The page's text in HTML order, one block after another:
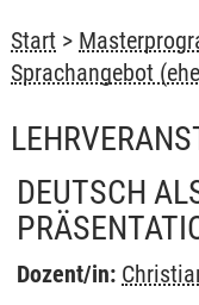
Start >
Sprachangebot
DEUTSCH
Dozent/in: